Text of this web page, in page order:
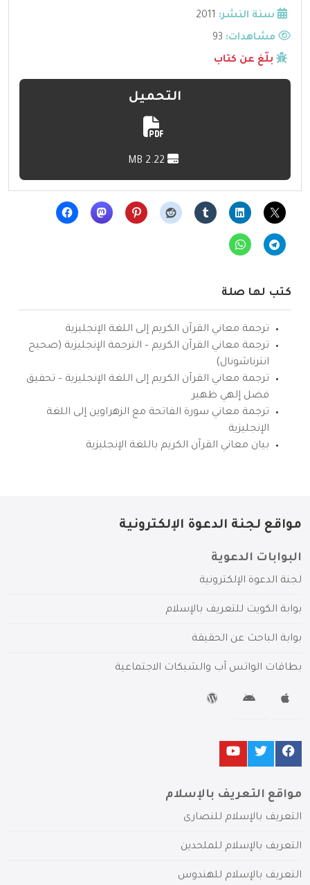
سنة النشر: 2011
مشاهدات:
بلّغ عن كتاب
التحميل
كتب لها صلة
ترجمة معاني القرآن الكريم إلى اللغة الإنجليزية
ترجمة معاني القرآن الكريم – الترجمة الإنجليزية (صحيح
انترناشونال)
ترجمة معاني القرآن الكريم إلى اللغة الإنجليزية – تحقيق
فضل إلهي ظهير
ترجمة معاني سورة الفاتحة مع الزهراوين إلى اللغة
الإنجليزية
بيان معاني القرآن الكريم باللغة الإنجليزية
مواقع لجنة الدعوة الإلكترونية
البوابات الدعوية
لجنة الدعوة الإلكترونية
بوابة الكويت للتعريف بالإسلام
بوابة الباحث عن الحقيقة
بطاقات الواتس آب والشبكات الاجتماعية
مواقع التعريف بالإسلام
التعريف بالإسلام للنصارى
التعريف بالإسلام للملحدين
التعريف بالإسلام للهندوس